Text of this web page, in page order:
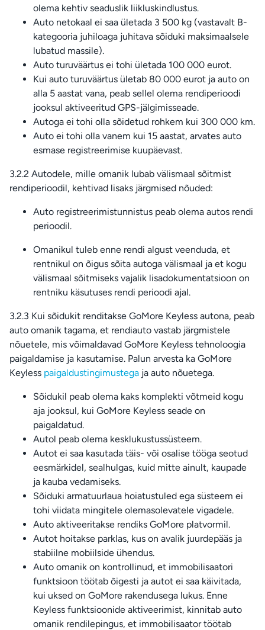
olema kehtiv seaduslik liikluskindlustus.
Auto netokaal ei saa ületada 3 500 kg (vastavalt B-
kategooria juhiloaga juhitava sõiduki maksimaalsele
lubatud massile).
Auto turuväärtus ei tohi ületada 100 000 eurot.
Kui auto turuväärtus ületab 80 000 eurot ja auto on
alla 5 aastat vana, peab sellel olema rendiperioodi
jooksul aktiveeritud GPS-jälgimisseade.
Autoga ei tohi olla sõidetud rohkem kui 300 000 km.
Auto ei tohi olla vanem kui 15 aastat, arvates auto
esmase registreerimise kuupäevast.
3.2.2 Autodele, mille omanik lubab välismaal sõitmist
rendiperioodil, kehtivad lisaks järgmised nõuded:
Auto registreerimistunnistus peab olema autos rendi
perioodil.
Omanikul tuleb enne rendi algust veenduda, et
rentnikul on õigus sõita autoga välismaal ja et kogu
välismaal sõitmiseks vajalik lisadokumentatsioon on
rentniku käsutuses rendi perioodi ajal.
3.2.3 Kui sõidukit renditakse GoMore Keyless autona, peab
auto omanik tagama, et rendiauto vastab järgmistele
nõuetele, mis võimaldavad GoMore Keyless tehnoloogia
paigaldamise ja kasutamise. Palun arvesta ka GoMore
Keyless paigaldustingimustega ja auto nõuetega.
Sõidukil peab olema kaks komplekti võtmeid kogu
aja jooksul, kui GoMore Keyless seade on
paigaldatud.
Autol peab olema kesklukustussüsteem.
Autot ei saa kasutada täis- või osalise tööga seotud
eesmärkidel, sealhulgas, kuid mitte ainult, kaupade
ja kauba vedamiseks.
Sõiduki armatuurlaua hoiatustuled ega süsteem ei
tohi viidata mingitele olemasolevatele vigadele.
Auto aktiveeritakse rendiks GoMore platvormil.
Autot hoitakse parklas, kus on avalik juurdepääs ja
stabiilne mobiilside ühendus.
Auto omanik on kontrollinud, et immobilisaatori
funktsioon töötab õigesti ja autot ei saa käivitada,
kui uksed on GoMore rakendusega lukus. Enne
Keyless funktsioonide aktiveerimist, kinnitab auto
omanik rendilepingus, et immobilisaator töötab